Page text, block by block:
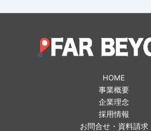
HOME
事業概要
企業理念
採用情報
お問合せ・資料請求